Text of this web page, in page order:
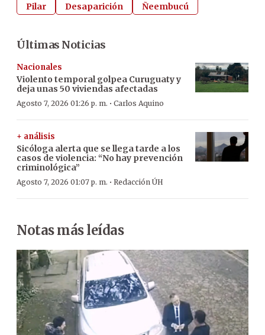
Pilar Desaparición Ñeembucú
Últimas Noticias
Nacionales
Violento temporal golpea Curuguaty y
deja unas 50 viviendas afectadas
Agosto 7, 2026 01:26 p. m. · Carlos Aquino
+ análisis
Sicóloga alerta que se llega tarde a los
casos de violencia: “No hay prevención
criminológica”
Agosto 7, 2026 01:07 p. m. · Redacción ÚH
Notas más leídas